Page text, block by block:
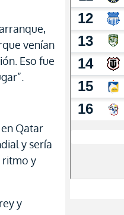
venían
Eso fue
Qatar
y sería
ritmo y
y